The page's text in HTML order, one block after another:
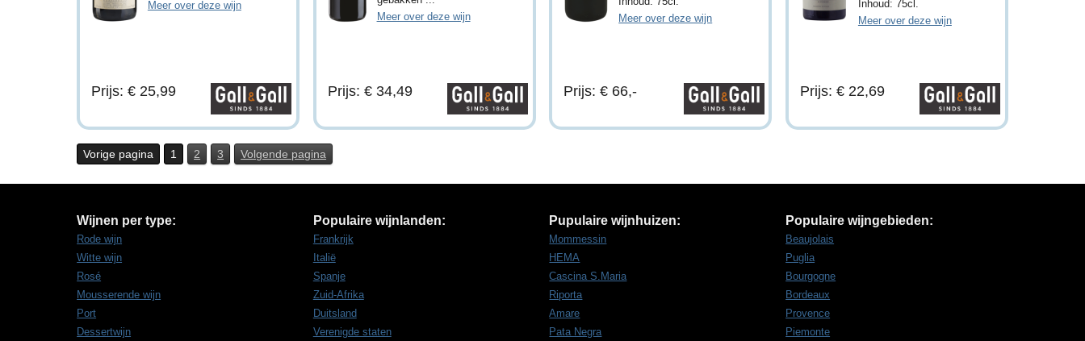
Meer over deze wijn
Prijs: € 25,99
Meer over deze wijn
Prijs: € 34,49
Meer over deze wijn
Prijs: € 66,-
Inhoud: 75cl.
Meer over deze wijn
Prijs: € 22,69
Vorige pagina 1 2 3 Volgende pagina
Wijnen per type:
Rode wijn
Witte wijn
Rosé
Mousserende wijn
Port
Dessertwijn
Populaire wijnlanden:
Frankrijk
Italië
Spanje
Zuid-Afrika
Duitsland
Verenigde staten
Pupulaire wijnhuizen:
Mommessin
HEMA
Cascina S.Maria
Riporta
Amare
Pata Negra
Populaire wijngebieden:
Beaujolais
Puglia
Bourgogne
Bordeaux
Provence
Piemonte